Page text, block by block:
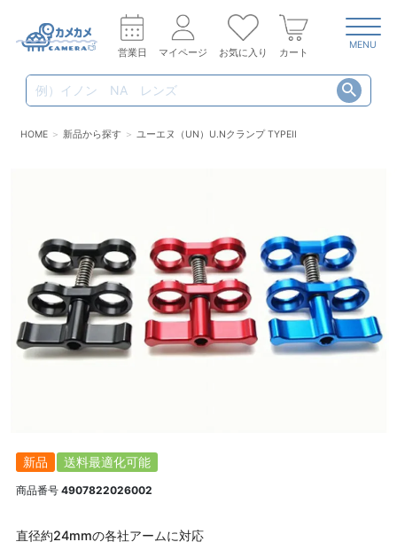
営業日 マイページ お気に入り カート
MENU
HOME 新品から探す ユーエヌ（UN）U.Nクランプ TYPEII
新品 送料最適化可能
商品番号 4907822026002
直径約24mmの各社アームに対応